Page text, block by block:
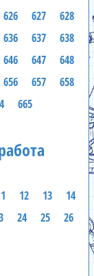
626 627
628
636 637
638
646 647
648
656 657
658
665
12 13
14
24 25 26